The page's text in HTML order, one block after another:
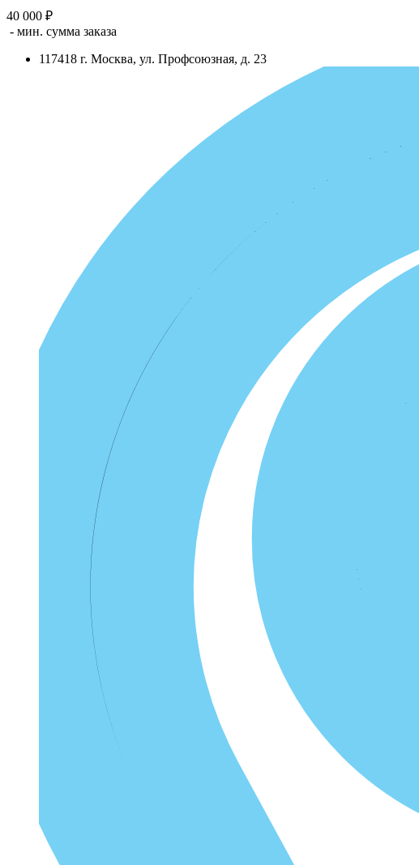
40 000 ₽
- мин. сумма заказа
117418 г. Москва, ул. Профсоюзная, д. 23